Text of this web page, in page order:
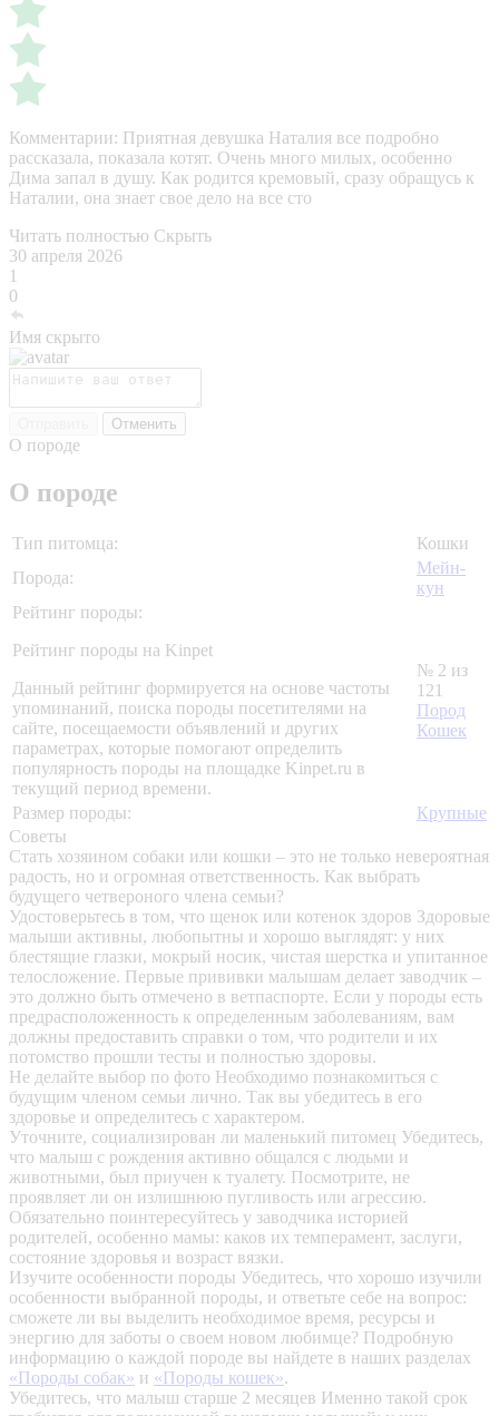
Комментарии: Приятная девушка Наталия все подробно
рассказала, показала котят. Очень много милых, особенно
Дима запал в душу. Как родится кремовый, сразу обращусь к
Наталии, она знает свое дело на все сто
Читать полностью Скрыть
30 апреля 2026
1
0
Имя скрыто
Отменить
О породе
О породе
Тип питомца:
Кошки
Порода:
Мейн-
кун
Рейтинг породы:
Рейтинг породы на Kinpet
Данный рейтинг формируется на основе частоты
упоминаний, поиска породы посетителями на
сайте, посещаемости объявлений и других
параметрах, которые помогают определить
популярность породы на площадке Kinpet.ru в
текущий период времени.
№ 2 из
121
Пород
Кошек
Размер породы:
Крупные
Советы
Стать хозяином собаки или кошки – это не только невероятная
радость, но и огромная ответственность. Как выбрать
будущего четвероного члена семьи?
Удостоверьтесь в том, что щенок или котенок здоров Здоровые
малыши активны, любопытны и хорошо выглядят: у них
блестящие глазки, мокрый носик, чистая шерстка и упитанное
телосложение. Первые прививки малышам делает заводчик –
это должно быть отмечено в ветпаспорте. Если у породы есть
предрасположенность к определенным заболеваниям, вам
должны предоставить справки о том, что родители и их
потомство прошли тесты и полностью здоровы.
Не делайте выбор по фото Необходимо познакомиться с
будущим членом семьи лично. Так вы убедитесь в его
здоровье и определитесь с характером.
Уточните, социализирован ли маленький питомец Убедитесь,
что малыш с рождения активно общался с людьми и
животными, был приучен к туалету. Посмотрите, не
проявляет ли он излишнюю пугливость или агрессию.
Обязательно поинтересуйтесь у заводчика историей
родителей, особенно мамы: каков их темперамент, заслуги,
состояние здоровья и возраст вязки.
Изучите особенности породы Убедитесь, что хорошо изучили
особенности выбранной породы, и ответьте себе на вопрос:
сможете ли вы выделить необходимое время, ресурсы и
энергию для заботы о своем новом любимце? Подробную
информацию о каждой породе вы найдете в наших разделах
«Породы собак» и «Породы кошек».
Убедитесь, что малыш старше 2 месяцев Именно такой срок